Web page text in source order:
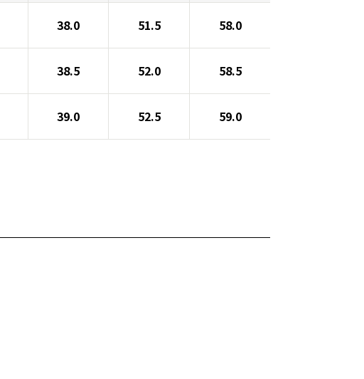
38.0 51.5 58.0
38.5 52.0 58.5
39.0 52.5 59.0